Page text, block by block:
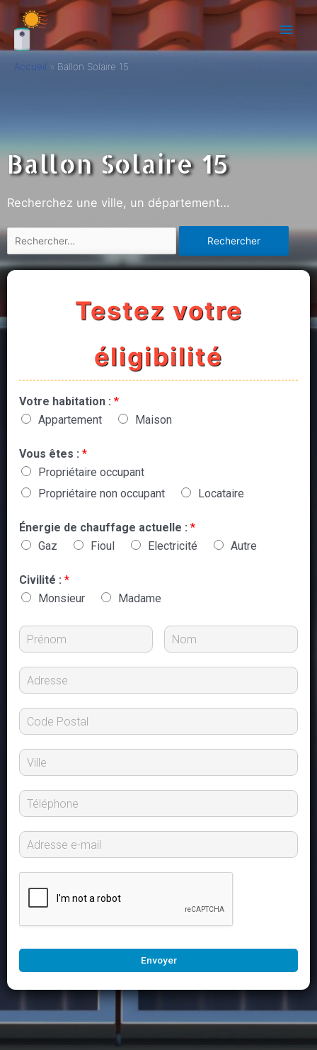
Accueil Ballon Solaire 15
Ballon Solaire 15
Recherchez une ville, un département…
Testez votre
éligibilité
Votre habitation : *
Appartement
Maison
Vous êtes : *
Propriétaire occupant
Propriétaire non occupant
Locataire
Énergie de chauffage actuelle : *
Gaz
Fioul Electricité Autre
Civilité : *
Monsieur
Madame
Envoyer